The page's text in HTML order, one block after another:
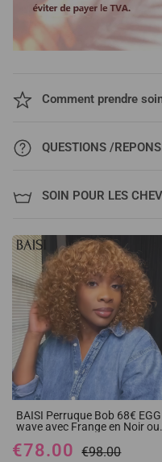
Comment prendre
QUESTIONS /
SOIN POUR LES
BAISI Perruque Bob 68€ EGG
wave avec Frange en Noir ou
Cheveux Humains
€78.00 €98.00